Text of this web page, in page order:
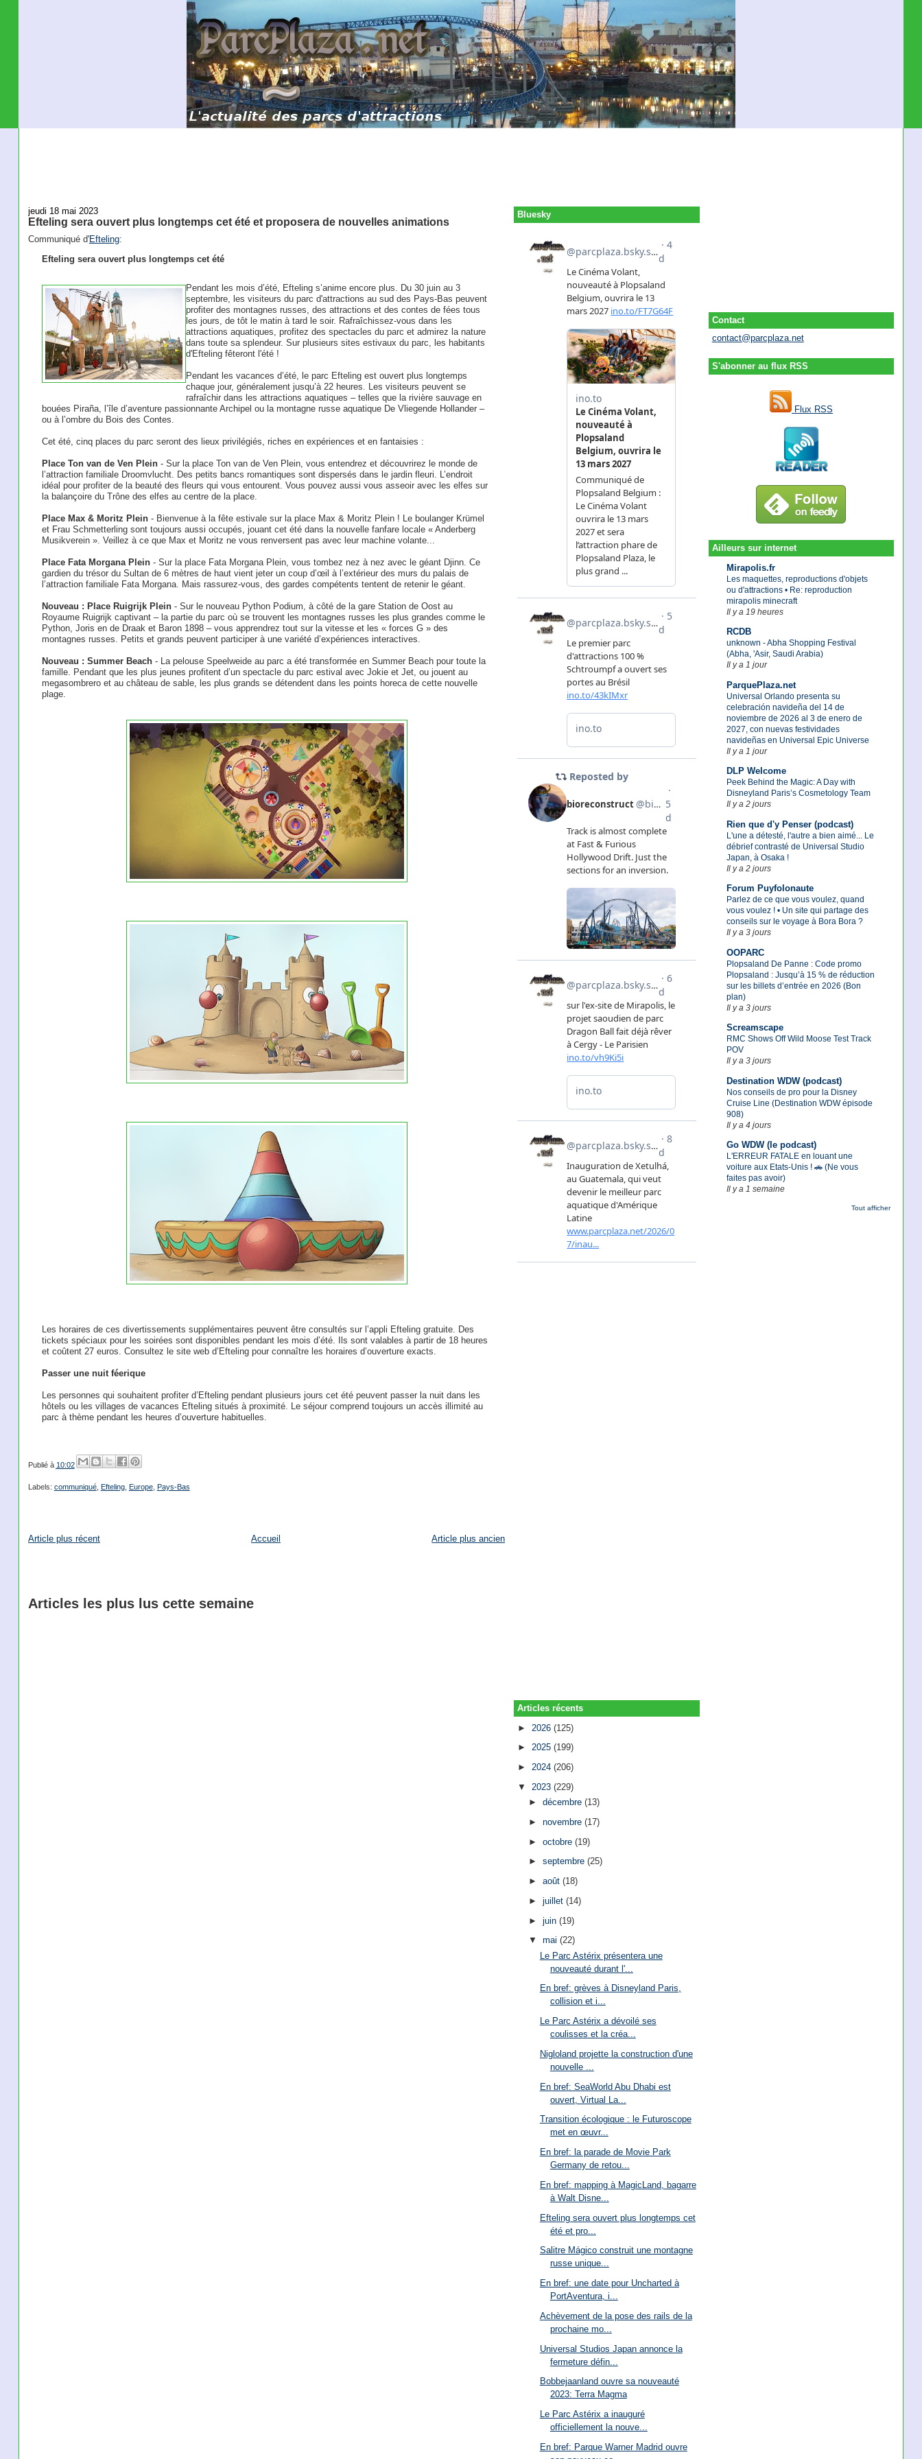
Contact
contact@parcplaza.net
S'abonner au flux RSS
Flux RSS
Ailleurs sur internet
Mirapolis.fr
Les maquettes, reproductions d'objets
ou d'attractions • Re: reproduction
mirapolis minecraft
Il y a 19 heures
RCDB
unknown - Abha Shopping Festival
(Abha, 'Asir, Saudi Arabia)
Il y a 1 jour
ParquePlaza.net
Universal Orlando presenta su
celebración navideña del 14 de
noviembre de 2026 al 3 de enero de
2027, con nuevas festividades
navideñas en Universal Epic Universe
Il y a 1 jour
DLP Welcome
Peek Behind the Magic: A Day with
Disneyland Paris’s Cosmetology Team
Il y a 2 jours
Rien que d'y Penser (podcast)
L'une a détesté, l'autre a bien aimé... Le
débrief contrasté de Universal Studio
Japan, à Osaka !
Il y a 2 jours
Forum Puyfolonaute
Parlez de ce que vous voulez, quand
vous voulez ! • Un site qui partage des
conseils sur le voyage à Bora Bora ?
Il y a 3 jours
OOPARC
Plopsaland De Panne : Code promo
Plopsaland : Jusqu’à 15 % de réduction
sur les billets d’entrée en 2026 (Bon
plan)
Il y a 3 jours
Screamscape
RMC Shows Off Wild Moose Test Track
POV
Il y a 3 jours
Destination WDW (podcast)
Nos conseils de pro pour la Disney
Cruise Line (Destination WDW épisode
908)
Il y a 4 jours
Go WDW (le podcast)
L'ERREUR FATALE en louant une
voiture aux Etats-Unis ! 🚗 (Ne vous
faites pas avoir)
Il y a 1 semaine
Tout afficher
jeudi 18 mai 2023
Efteling sera ouvert plus longtemps cet été et proposera de nouvelles animations
Communiqué d'Efteling:
Efteling sera ouvert plus longtemps cet été
Pendant les mois d’été, Efteling s’anime encore plus. Du 30 juin au 3
septembre, les visiteurs du parc d'attractions au sud des Pays-Bas peuvent
profiter des montagnes russes, des attractions et des contes de fées tous
les jours, de tôt le matin à tard le soir. Rafraîchissez-vous dans les
attractions aquatiques, profitez des spectacles du parc et admirez la nature
dans toute sa splendeur. Sur plusieurs sites estivaux du parc, les habitants
d'Efteling fêteront l'été !
Pendant les vacances d’été, le parc Efteling est ouvert plus longtemps
chaque jour, généralement jusqu’à 22 heures. Les visiteurs peuvent se
rafraîchir dans les attractions aquatiques – telles que la rivière sauvage en
bouées Piraña, l’île d’aventure passionnante Archipel ou la montagne russe aquatique De Vliegende Hollander –
ou à l’ombre du Bois des Contes.
Cet été, cinq places du parc seront des lieux privilégiés, riches en expériences et en fantaisies :
Place Ton van de Ven Plein- Sur la place Ton van de Ven Plein, vous entendrez et découvrirez le monde de
l’attraction familiale Droomvlucht. Des petits bancs romantiques sont dispersés dans le jardin fleuri. L’endroit
idéal pour profiter de la beauté des fleurs qui vous entourent. Vous pouvez aussi vous asseoir avec les elfes sur
la balançoire du Trône des elfes au centre de la place.
Place Max & Moritz Plein- Bienvenue à la fête estivale sur la place Max & Moritz Plein ! Le boulanger Krümel
et Frau Schmetterling sont toujours aussi occupés, jouant cet été dans la nouvelle fanfare locale « Anderberg
Musikverein ». Veillez à ce que Max et Moritz ne vous renversent pas avec leur machine volante...
Place Fata Morgana Plein- Sur la place Fata Morgana Plein, vous tombez nez à nez avec le géant Djinn. Ce
gardien du trésor du Sultan de 6 mètres de haut vient jeter un coup d’œil à l’extérieur des murs du palais de
l’attraction familiale Fata Morgana. Mais rassurez-vous, des gardes compétents tentent de retenir le géant.
Nouveau : Place Ruigrijk Plein- Sur le nouveau Python Podium, à côté de la gare Station de Oost au
Royaume Ruigrijk captivant – la partie du parc où se trouvent les montagnes russes les plus grandes comme le
Python, Joris en de Draak et Baron 1898 – vous apprendrez tout sur la vitesse et les « forces G » des
montagnes russes. Petits et grands peuvent participer à une variété d’expériences interactives.
Nouveau : Summer Beach- La pelouse Speelweide au parc a été transformée en Summer Beach pour toute la
famille. Pendant que les plus jeunes profitent d’un spectacle du parc estival avec Jokie et Jet, ou jouent au
megasombrero et au château de sable, les plus grands se détendent dans les points horeca de cette nouvelle
plage.
Les horaires de ces divertissements supplémentaires peuvent être consultés sur l’appli Efteling gratuite. Des
tickets spéciaux pour les soirées sont disponibles pendant les mois d’été. Ils sont valables à partir de 18 heures
et coûtent 27 euros. Consultez le site web d’Efteling pour connaître les horaires d’ouverture exacts.
Passer une nuit féerique
Les personnes qui souhaitent profiter d’Efteling pendant plusieurs jours cet été peuvent passer la nuit dans les
hôtels ou les villages de vacances Efteling situés à proximité. Le séjour comprend toujours un accès illimité au
parc à thème pendant les heures d’ouverture habituelles.
Publié à 10:02
Labels: communiqué, Efteling, Europe, Pays-Bas
Article plus récent Article plus ancien
Accueil
Articles les plus lus cette semaine
Bluesky
Articles récents
► 2026(125)
►2025(199)
►2024(206)
▼ 2023(229)
► décembre (13)
► novembre (17)
► octobre (19)
► septembre (25)
► août (18)
► juillet (14)
► juin (19)
▼ mai (22)
Le Parc Astérix présentera une
nouveauté durant l'...
En bref: grèves à Disneyland Paris,
collision et i...
Le Parc Astérix a dévoilé ses
coulisses et la créa...
Nigloland projette la construction d'une
nouvelle ...
En bref: SeaWorld Abu Dhabi est
ouvert, Virtual La...
Transition écologique : le Futuroscope
met en œuvr...
En bref: la parade de Movie Park
Germany de retou...
En bref: mapping à MagicLand, bagarre
à Walt Disne...
Efteling sera ouvert plus longtemps cet
été et pro...
Salitre Mágico construit une montagne
russe unique...
En bref: une date pour Uncharted à
PortAventura, i...
Achèvement de la pose des rails de la
prochaine mo...
Universal Studios Japan annonce la
fermeture défin...
Bobbejaanland ouvre sa nouveauté
2023: Terra Magma
Le Parc Astérix a inauguré
officiellement la nouve...
En bref: Parque Warner Madrid ouvre